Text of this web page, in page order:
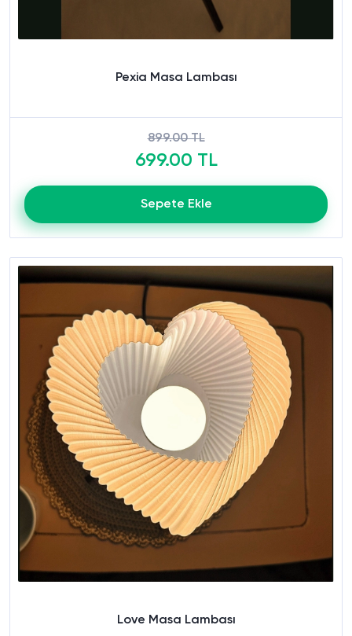
Pexia Masa Lambası
899.00 TL
699.00 TL
Sepete Ekle
Love Masa Lambası